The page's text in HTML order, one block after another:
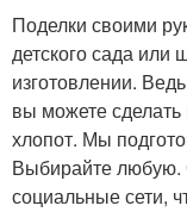
Поделки своими
детского сада
изготовлении.
вы можете
хлопот. Мы
Выбирайте любую.
социальные сети,